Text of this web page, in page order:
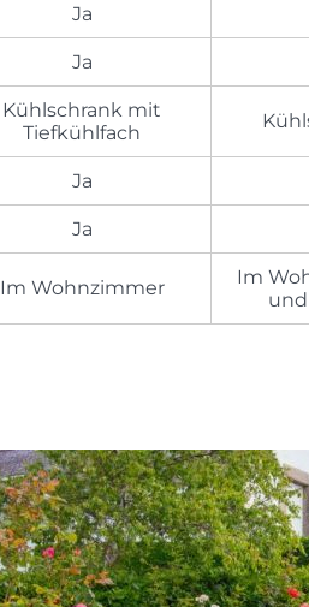
Ja
Ja
Kühlschrank mit
Tiefkühlfach
Ja
Ja
Im Wohnzimmer
Im